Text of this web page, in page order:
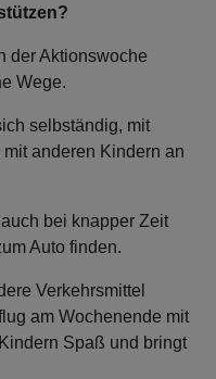
der Aktionswoche
Wege.
selbständig, mit
anderen Kindern an
bei knapper Zeit
Auto finden.
Verkehrsmittel
am Wochenende mit
Spaß und bringt